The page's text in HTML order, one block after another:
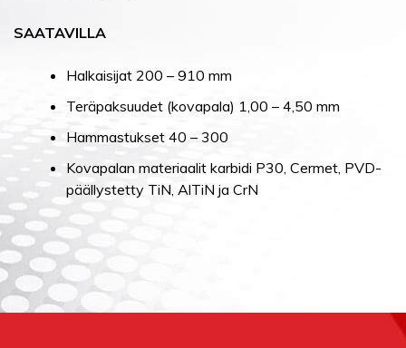
SAATAVILLA
Halkaisijat 200 – 910 mm
Teräpaksuudet (kovapala) 1,00 – 4,50 mm
Hammastukset 40 – 300
Kovapalan materiaalit karbidi P30, Cermet, PVD-
päällystetty TiN, AlTiN ja CrN